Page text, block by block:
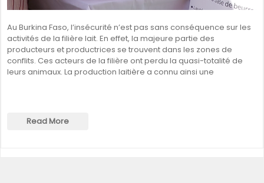
Au Burkina Faso, l’insécurité n’est pas sans conséquence sur les
activités de la filière lait. En effet, la majeure partie des
producteurs et productrices se trouvent dans les zones de
conflits. Ces acteurs de la filière ont perdu la quasi-totalité de
leurs animaux. La production laitière a connu ainsi une
Read More